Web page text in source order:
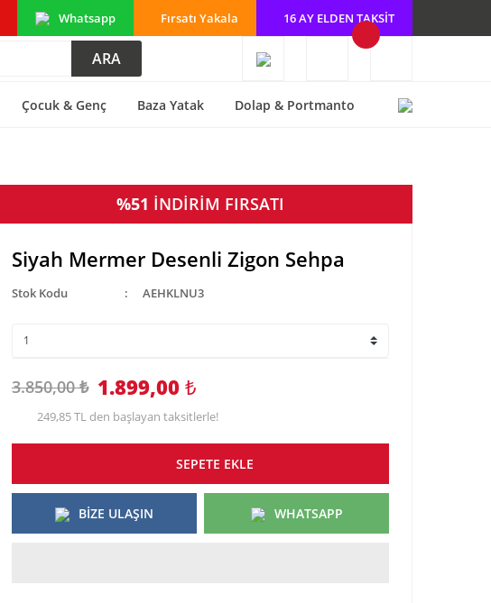
Whatsapp Fırsatı Yakala 16 AY ELDEN TAKSİT
ARA
Çocuk & Genç Baza Yatak Dolap & Portmanto
%51 İNDİRİM FIRSATI
Siyah Mermer Desenli Zigon Sehpa
Stok Kodu AEHKLNU3
3.850,00 ₺ 1.899,00 ₺
249,85 TL den başlayan taksitlerle!
SEPETE EKLE
BİZE ULAŞIN WHATSAPP